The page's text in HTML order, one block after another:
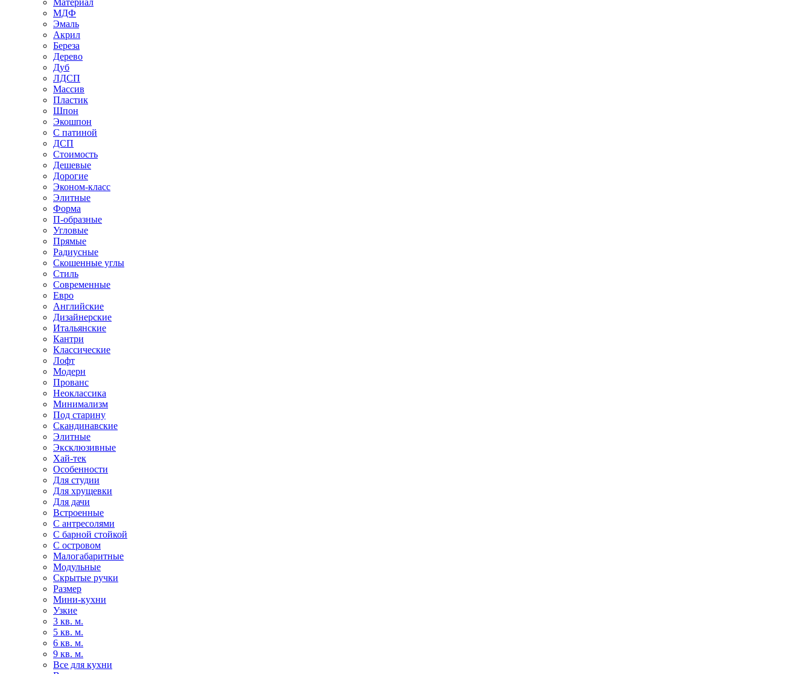
МДФ
Эмаль
Акрил
Береза
Дерево
Дуб
ЛДСП
Массив
Пластик
Шпон
Экошпон
С патиной
ДСП
Стоимость
Дешевые
Дорогие
Эконом-класс
Элитные
Форма
П-образные
Угловые
Прямые
Радиусные
Скошенные углы
Стиль
Современные
Евро
Английские
Дизайнерские
Итальянские
Кантри
Классические
Лофт
Модерн
Прованс
Неоклассика
Минимализм
Под старину
Скандинавские
Элитные
Эксклюзивные
Хай-тек
Особенности
Для студии
Для хрущевки
Для дачи
Встроенные
С антресолями
С барной стойкой
С островом
Малогабаритные
Модульные
Скрытые ручки
Размер
Мини-кухни
Узкие
3 кв. м.
5 кв. м.
6 кв. м.
9 кв. м.
Все для кухни